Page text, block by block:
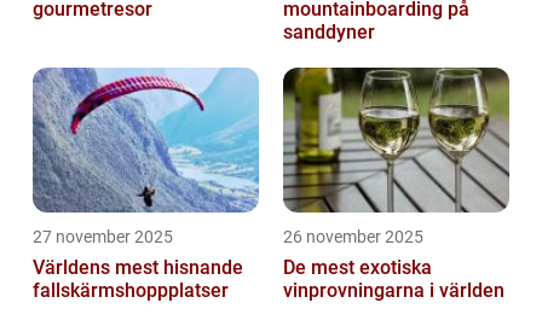
gourmetresor
mountainboarding på
sanddyner
27 november 2025
Världens mest hisnande
fallskärmshoppplatser
26 november 2025
De mest exotiska
vinprovningarna i världen